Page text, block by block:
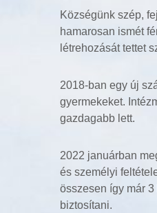
Községünk szép,
hamarosan ismét
létrehozását tettet
2018-ban egy új
gyermekeket.
gazdagabb lett.
2022 januárban
és személyi
összesen így már
biztosítani.